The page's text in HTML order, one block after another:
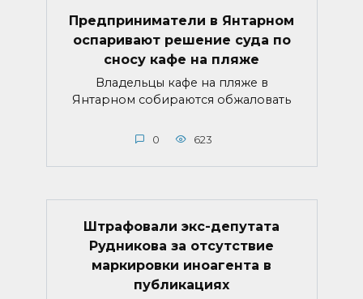
Предприниматели в Янтарном
оспаривают решение суда по
сносу кафе на пляже
Владельцы кафе на пляже в
Янтарном собираются обжаловать
0 623
Штрафовали экс-депутата
Рудникова за отсутствие
маркировки иноагента в
публикациях